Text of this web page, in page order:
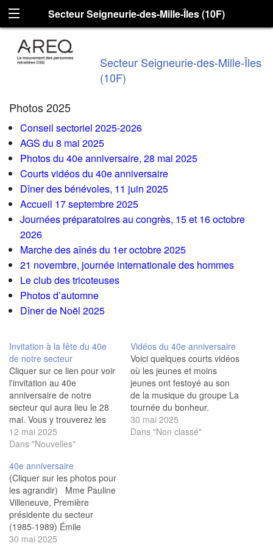
Secteur Seigneurie-des-Mille-Îles (10F)
Secteur Seigneurie-des-Mille-Îles
(10F)
Photos 2025
Conseil sectoriel 2025-2026
AGS du 8 mai 2025
Photos du 40e anniversaire, 28 mai 2025
Courts vidéos du 40e anniversaire
Dîner des bénévoles, 11 juin 2025
Accueil 17 septembre 2025
Journées préparatoires au congrès, 15 et 16 octobre
2026
Marche des aînés du 1er octobre 2025
21 novembre, journée internationale des hommes
Le club des tricoteuses
Photos d’automne
Dîner de Noël 2025
Invitation à la fête du 40e
de notre secteur
Cliquer sur ce lien pour voir
l'invitation au 40e
anniversaire de notre
secteur qui aura lieu le 28
mai. Vous y trouverez les
modalités pour réserver
votre place et les autres
d'inscription : 19 mai.
12 mai 2025
Dans "Nouvelles"
Vidéos du 40e anniversaire
Voici quelques courts vidéos
où les jeunes et moins
jeunes ont festoyé au son
de la musique du groupe La
tournée du bonheur.
Vidéo_1 Video_2 Video_3
Video_4
30 mai 2025
Dans "Non classé"
40e anniversaire
(Cliquer sur les photos pour
les agrandir) Mme Pauline
Villeneuve, Première
présidente du secteur
(1985-1989) Émile
Huchette, 1er vice-président
30 mai 2025